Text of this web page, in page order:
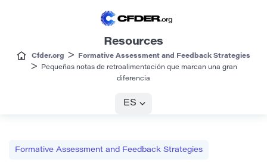
Resources
Cfder.org > Formative Assessment and Feedback Strategies
>
Pequeñas notas de retroalimentación que marcan una gran
diferencia
ES
Formative Assessment and Feedback Strategies